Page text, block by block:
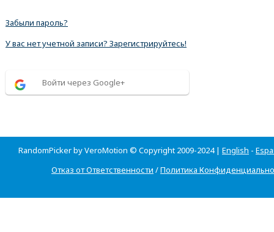
Забыли пароль?
У вас нет учетной записи? Зарегистрируйтесь!
Войти через Google+
RandomPicker by VeroMotion © Copyright 2009-2024 | English -
Отказ от Ответственности /Политика